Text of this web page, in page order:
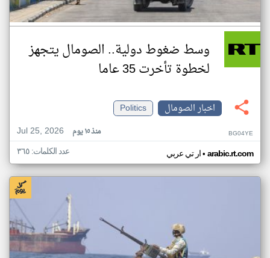
وسط ضغوط دولية.. الصومال يتجهز
لخطوة تأخرت 35 عاما
اخبار الصومال
Politics
Jul 25, 2026
منذ ١٥ يوم BG04YE
ار تي عربي• arabic.rt.com عدد الكلمات: ٣٦٥